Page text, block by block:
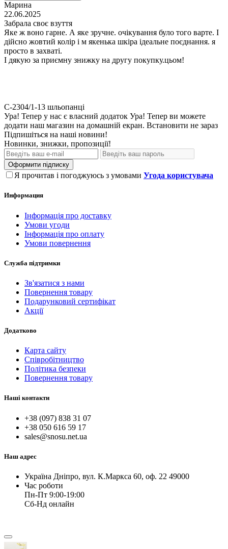
Марина
22.06.2025
Забрала своє взуття
Яке ж воно гарне. А яке зручне. очікування було того варте. І
дійсно жовтий колір і м якенька шкіра ідеальне поєднання. я
просто в захваті.
І дякую за приємну знижку на другу покупку.цьом!
С-2304/1-13 шльопанці
Ура! Тепер у нас є власний додаток Ура! Тепер ви можете
додати наш магазин на домашній екран. Встановити не зараз
Підпишіться на наші новини!
Новинки, знижки, пропозиції!
Оформити підписку
Я прочитав і погоджуюсь з умовами Угода користувача
Информация
Інформація про доставку
Умови угоди
Інформація про оплату
Умови повернення
Служба підтримки
Зв'язатися з нами
Повернення товару
Подарунковий сертифікат
Акції
Додатково
Карта сайту
Співробітництво
Політика безпеки
Повернення товару
Наші контакти
+38 (097) 838 31 07
+38 050 616 59 17
sales@snosu.net.ua
Наш адрес
Україна Дніпро, вул. К.Маркса 60, оф. 22 49000
Час роботи
Пн-Пт 9:00-19:00
Сб-Нд онлайн